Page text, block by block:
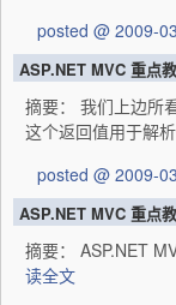
posted @ 2009-
ASP.NET MVC 重点
摘要： 我们上边所
这个返回值用于解
posted @ 2009-
ASP.NET MVC 重点
摘要： ASP.NET
读全文